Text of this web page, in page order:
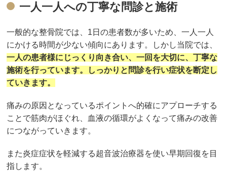
一人一人への丁寧な問診と施術
一般的な整骨院では、1日の患者数が多いため、一人一人
にかける時間が少ない傾向にあります。しかし当院では、
一人の患者様にじっくり向き合い、一回を大切に、丁寧な
施術を行っています。しっかりと問診を行い症状を断定し
ていきます。
痛みの原因となっているポイントへ的確にアプローチする
ことで筋肉がほぐれ、血液の循環がよくなって痛みの改善
につながっていきます。
また炎症症状を軽減する超音波治療器を使い早期回復を目
指します。